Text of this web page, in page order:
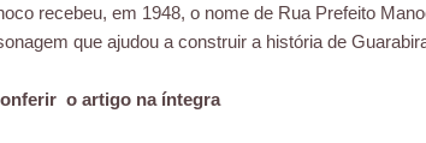
recebeu, em 1948, o nome de Rua Prefeito
que ajudou a construir a história de
o artigo na íntegra